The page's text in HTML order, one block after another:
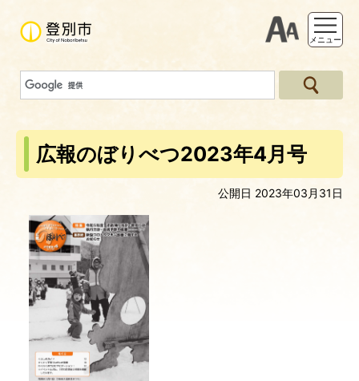
支援ツー
メニュー
広報のぼりべつ2023年4月号
公開日 2023年03月31日